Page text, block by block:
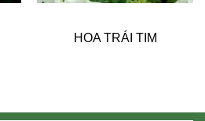
HOA TRÁI TIM